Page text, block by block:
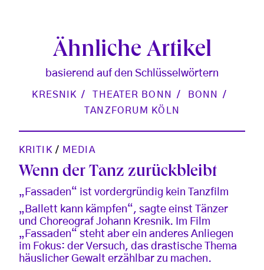
Ähnliche Artikel
basierend auf den Schlüsselwörtern
KRESNIK THEATER BONN
BONN
TANZFORUM KÖLN
KRITIK / MEDIA
Wenn der Tanz zurückbleibt
„Fassaden“ ist vordergründig kein Tanzfilm
„Ballett kann kämpfen“, sagte einst Tänzer
und Choreograf Johann Kresnik. Im Film
„Fassaden“ steht aber ein anderes Anliegen
im Fokus: der Versuch, das drastische Thema
häuslicher Gewalt erzählbar zu machen.